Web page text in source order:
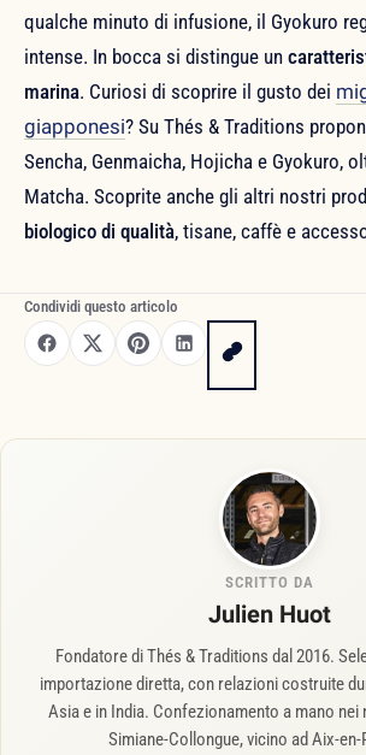
qualche minuto di infusione, il Gyokuro
intense. In bocca si distingue un
marina. Curiosi di scoprire il gusto dei
giapponesi? Su Thés & Traditions
Sencha, Genmaicha, Hojicha e Gyokuro,
Matcha. Scoprite anche gli altri nostri
biologico di qualità, tisane, caffè e
Condividi questo articolo
SCRITTO DA
Julien Huot
Fondatore di Thés & Traditions dal 2016.
importazione diretta, con relazioni costruite
Asia e in India. Confezionamento a mano
Simiane-Collongue, vicino ad Aix-